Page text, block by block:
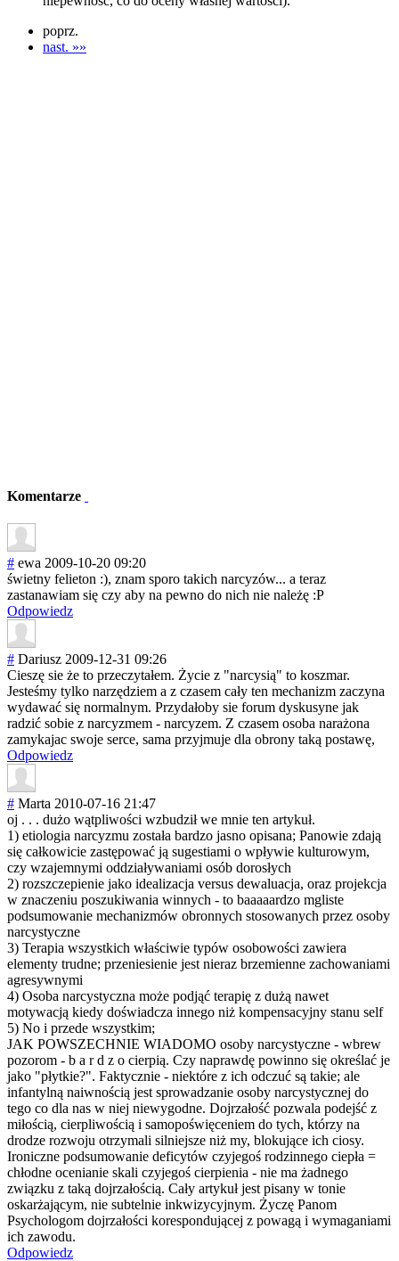
poprz.
nast. »»
Komentarze
# ewa 2009-10-20 09:20
świetny felieton :), znam sporo takich narcyzów... a teraz
zastanawiam się czy aby na pewno do nich nie należę :P
Odpowiedz
# Dariusz 2009-12-31 09:26
Cieszę sie że to przeczytałem. Życie z "narcysią" to koszmar.
Jesteśmy tylko narzędziem a z czasem cały ten mechanizm zaczyna
wydawać się normalnym. Przydałoby sie forum dyskusyne jak
radzić sobie z narcyzmem - narcyzem. Z czasem osoba narażona
zamykajac swoje serce, sama przyjmuje dla obrony taką postawę,
Odpowiedz
# Marta 2010-07-16 21:47
oj . . . dużo wątpliwości wzbudził we mnie ten artykuł.
1) etiologia narcyzmu została bardzo jasno opisana; Panowie zdają
się całkowicie zastępować ją sugestiami o wpływie kulturowym,
czy wzajemnymi oddziaływaniami osób dorosłych
2) rozszczepienie jako idealizacja versus dewaluacja, oraz projekcja
w znaczeniu poszukiwania winnych - to baaaaardzo mgliste
podsumowanie mechanizmów obronnych stosowanych przez osoby
narcystyczne
3) Terapia wszystkich właściwie typów osobowości zawiera
elementy trudne; przeniesienie jest nieraz brzemienne zachowaniami
agresywnymi
4) Osoba narcystyczna może podjąć terapię z dużą nawet
motywacją kiedy doświadcza innego niż kompensacyjny stanu self
5) No i przede wszystkim;
JAK POWSZECHNIE WIADOMO osoby narcystyczne - wbrew
pozorom - b a r d z o cierpią. Czy naprawdę powinno się określać je
jako "płytkie?". Faktycznie - niektóre z ich odczuć są takie; ale
infantylną naiwnością jest sprowadzanie osoby narcystycznej do
tego co dla nas w niej niewygodne. Dojrzałość pozwala podejść z
miłością, cierpliwością i samopoświęceniem do tych, którzy na
drodze rozwoju otrzymali silniejsze niż my, blokujące ich ciosy.
Ironiczne podsumowanie deficytów czyjegoś rodzinnego ciepła =
chłodne ocenianie skali czyjegoś cierpienia - nie ma żadnego
związku z taką dojrzałością. Cały artykuł jest pisany w tonie
oskarżającym, nie subtelnie inkwizycyjnym. Życzę Panom
Psychologom dojrzałości korespondującej z powagą i wymaganiami
ich zawodu.
Odpowiedz